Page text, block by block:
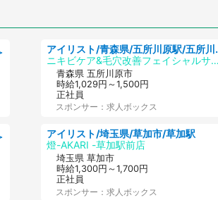
アイリ
ニキビケア&毛穴改善フェイシャルサロン BELDAD
青森県 五所川原市
時給1,029円～1,500円
正社員
スポンサー：求人ボックス
アイリスト/埼玉県/草加市/草加駅
燈-AKARI -草加駅前店
埼玉県 草加市
時給1,300円～1,700円
正社員
スポンサー：求人ボックス